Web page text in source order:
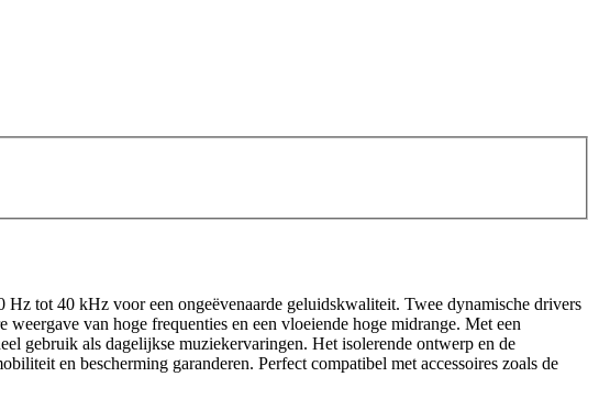
tot 40 kHz voor een ongeëvenaarde geluidskwaliteit. Twee dynamische drivers
van hoge frequenties en een vloeiende hoge midrange. Met een
gebruik als dagelijkse muziekervaringen. Het isolerende ontwerp en de
en bescherming garanderen. Perfect compatibel met accessoires zoals de